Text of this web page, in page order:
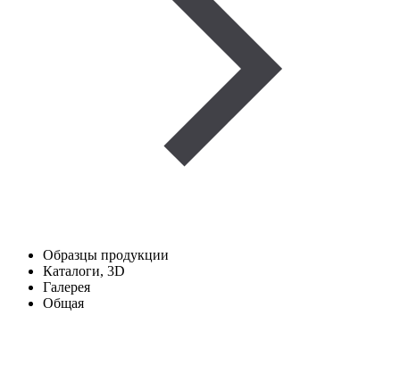
Образцы продукции
Каталоги, 3D
Галерея
Общая